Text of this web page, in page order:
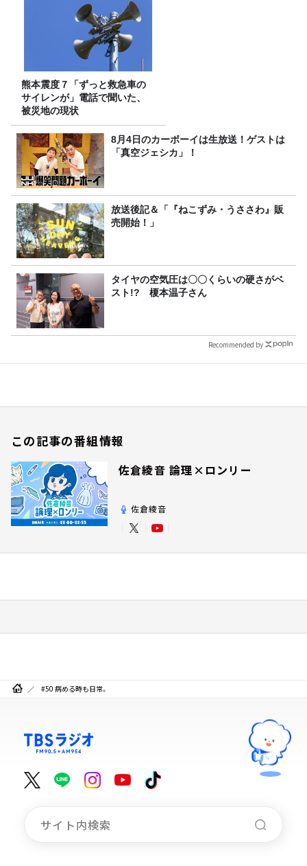
熊本震度７「ずっと救急車の
サイレンが」電話で聞いた、
被災地の現状
8月4日のカーボーイは生放送！ゲストは
「真空ジェシカ」！
放送後記＆「『ねこずみ・うささわ』販
売開始！」
タイヤの空気圧は〇〇くらいの硬さがベ
スト!? 榎本温子さん
Recommended by
この記事の番組情報
佐倉綾音 論理×ロンリー
佐倉綾音
#50 病める時も日常。